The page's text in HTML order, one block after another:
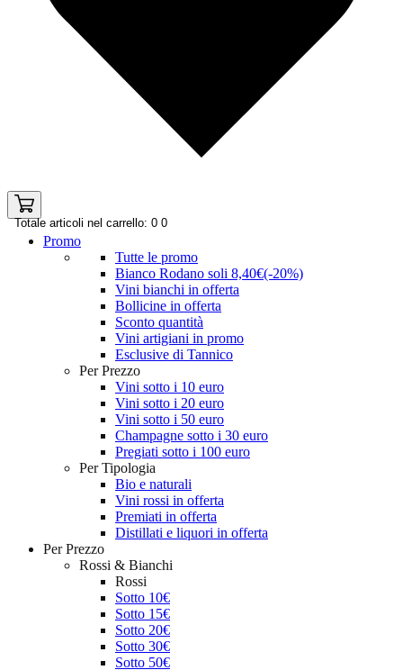
Totale articoli nel carrello: 0 0
Promo
Tutte le promo
Bianco Rodano soli 8,40€(-20%)
Vini bianchi in offerta
Bollicine in offerta
Sconto quantità
Vini artigiani in promo
Esclusive di Tannico
Per Prezzo
Vini sotto i 10 euro
Vini sotto i 20 euro
Vini sotto i 50 euro
Champagne sotto i 30 euro
Pregiati sotto i 100 euro
Per Tipologia
Bio e naturali
Vini rossi in offerta
Premiati in offerta
Distillati e liquori in offerta
Per Prezzo
Rossi & Bianchi
Rossi
Sotto 10€
Sotto 15€
Sotto 20€
Sotto 30€
Sotto 50€